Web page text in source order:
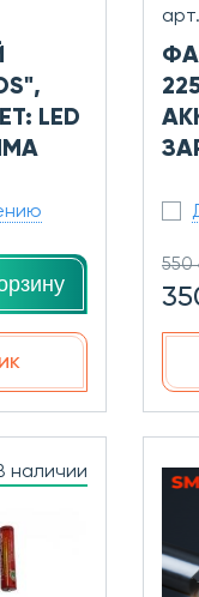
LED
550
наличии